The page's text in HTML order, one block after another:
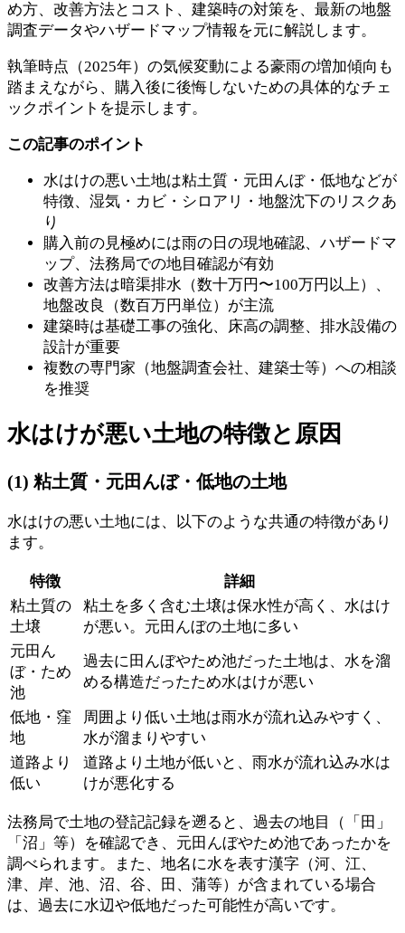
め方、改善方法とコスト、建築時の対策を、最新の地盤
調査データやハザードマップ情報を元に解説します。
執筆時点（2025年）の気候変動による豪雨の増加傾向も
踏まえながら、購入後に後悔しないための具体的なチェ
ックポイントを提示します。
この記事のポイント
水はけの悪い土地は粘土質・元田んぼ・低地などが
特徴、湿気・カビ・シロアリ・地盤沈下のリスクあ
り
購入前の見極めには雨の日の現地確認、ハザードマ
ップ、法務局での地目確認が有効
改善方法は暗渠排水（数十万円〜100万円以上）、
地盤改良（数百万円単位）が主流
建築時は基礎工事の強化、床高の調整、排水設備の
設計が重要
複数の専門家（地盤調査会社、建築士等）への相談
を推奨
水はけが悪い土地の特徴と原因
(1) 粘土質・元田んぼ・低地の土地
水はけの悪い土地には、以下のような共通の特徴があり
ます。
特徴
詳細
粘土質の
土壌
粘土を多く含む土壌は保水性が高く、水はけ
が悪い。元田んぼの土地に多い
元田ん
ぼ・ため
池
過去に田んぼやため池だった土地は、水を溜
める構造だったため水はけが悪い
低地・窪
地
周囲より低い土地は雨水が流れ込みやすく、
水が溜まりやすい
道路より
低い
道路より土地が低いと、雨水が流れ込み水は
けが悪化する
法務局で土地の登記記録を遡ると、過去の地目（「田」
「沼」等）を確認でき、元田んぼやため池であったかを
調べられます。また、地名に水を表す漢字（河、江、
津、岸、池、沼、谷、田、蒲等）が含まれている場合
は、過去に水辺や低地だった可能性が高いです。